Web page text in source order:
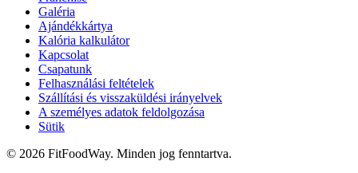
Galéria
Ajándékkártya
Kalória kalkulátor
Kapcsolat
Csapatunk
Felhasználási feltételek
Szállítási és visszaküldési irányelvek
A személyes adatok feldolgozása
Sütik
© 2026 FitFoodWay. Minden jog fenntartva.